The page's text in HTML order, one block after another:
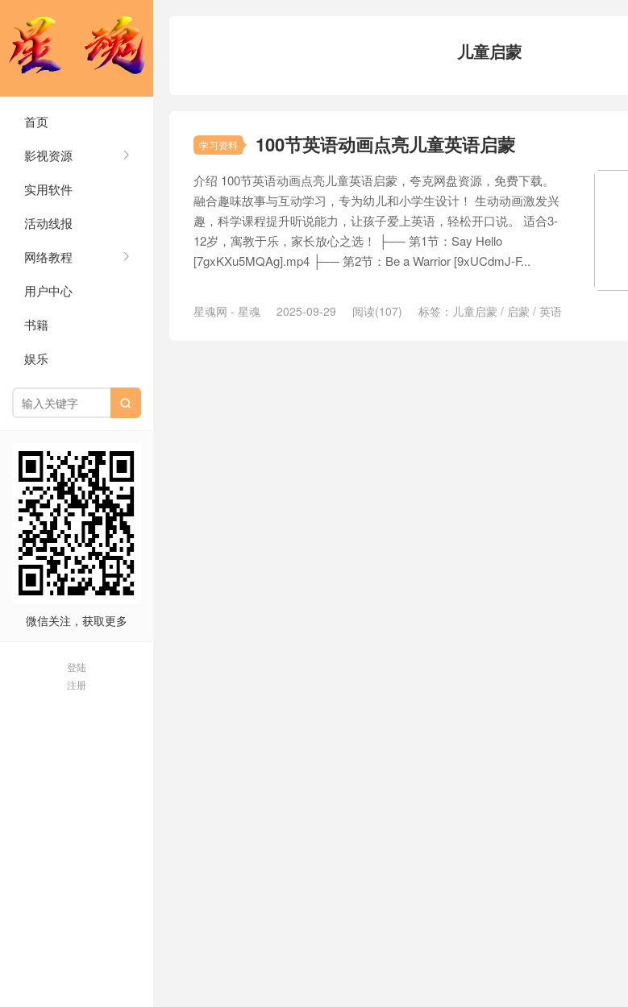
首页
影视资源
实用软件
活动线报
网络教程
用户中心
书籍
娱乐

微信关注，获取更多
登陆
注册
儿童启蒙
学习资料 100节英语动画点亮儿童英语启蒙
介绍 100节英语动画点亮儿童英语启蒙，夸克网盘资源，免费下载。
融合趣味故事与互动学习，专为幼儿和小学生设计！ 生动动画激发兴
趣，科学课程提升听说能力，让孩子爱上英语，轻松开口说。 适合3-
12岁，寓教于乐，家长放心之选！ ├── 第1节：Say Hello
[7gxKXu5MQAg].mp4 ├── 第2节：Be a Warrior [9xUCdmJ-F...
星魂网 - 星魂 2025-09-29 阅读(107) 标签： 儿童启蒙 / 启蒙 / 英语